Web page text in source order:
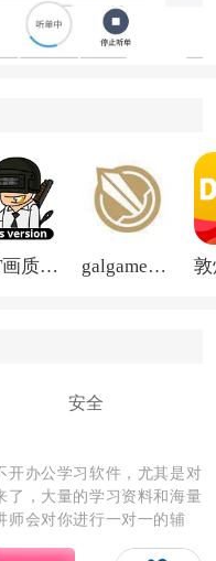
过抢单功能，司机们可
息，包括乘客姓名、上
需求。
PGT画质助手旧版 galgame游戏盒子2026
安全
开办公学习软件，尤其是对
了，大量的学习资料和海量
师会对你进行一对一的辅